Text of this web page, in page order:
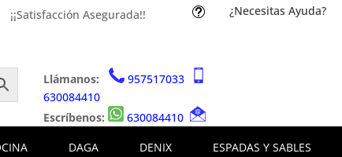
¡¡Satisfacción Asegurada!! t ¿Necesitas Ayuda?
Llámanos:
957517033
630084410
Escríbenos:
630084410
DAGA DENIX ESPADAS Y SABLES